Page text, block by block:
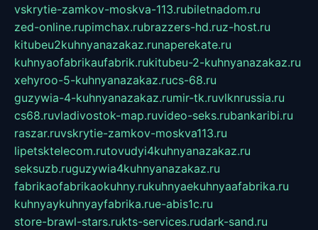
vskrytie-zamkov-moskva-113.rubiletnadom.ru
zed-online.rupimchax.rubrazzers-hd.ruz-host.ru
kitubeu2kuhnyanazakaz.runaperekate.ru
kuhnyaofabrikaufabrik.rukitubeu-2-kuhnyanazakaz.ru
xehyroo-5-kuhnyanazakaz.rucs-68.ru
guzywia-4-kuhnyanazakaz.rumir-tk.ruvlknrussia.ru
cs68.ruvladivostok-map.ruvideo-seks.rubankaribi.ru
raszar.ruvskrytie-zamkov-moskva113.ru
lipetsktelecom.rutovudyi4kuhnyanazakaz.ru
seksuzb.ruguzywia4kuhnyanazakaz.ru
fabrikaofabrikaokuhny.rukuhnyaekuhnyaafabrika.ru
kuhnyaykuhnyayfabrika.rue-abis1c.ru
store-brawl-stars.rukts-services.rudark-sand.ru